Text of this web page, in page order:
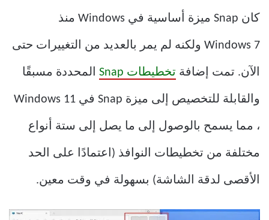
كان Snap ميزة أساسية في Windows منذ
Windows 7 ولكنه لم يمر بالعديد من التغييرات حتى
الآن. تمت إضافة تخطيطات Snap المحددة مسبقًا
والقابلة للتخصيص إلى ميزة Snap في Windows 11
، مما يسمح بالوصول إلى ما يصل إلى ستة أنواع
مختلفة من تخطيطات النوافذ (اعتمادًا على الحد
الأقصى لدقة الشاشة) بسهولة في وقت معين.